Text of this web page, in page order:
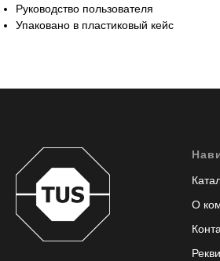
Руководство пользователя
Упаковано в пластиковый кейс
О